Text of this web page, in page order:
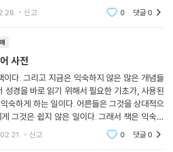
신고 0 댓글0
사전
이다. 그리고 지금은 익숙하지 않은 많은 개념들
성경을 바로 읽기 위해서 필요한 기초가, 사용된
숙하게 하는 일이다. 어른들은 그것을 상대적으
그것은 쉽지 않은 일이다. 그래서 책은 익숙하
을 아이들의 시선에서 바라보고 생각할 수 있
신고 0 댓글0